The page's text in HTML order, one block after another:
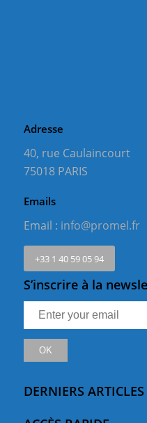
Adresse
40, rue Caulaincourt
75018 PARIS
Emails
Email : info@promel.fr
+33 1 40 59 05 94
S’inscrire à la
DERNIERS ARTICLES